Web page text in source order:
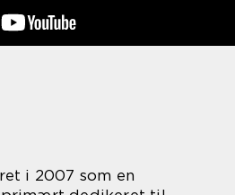
i 2007 som en